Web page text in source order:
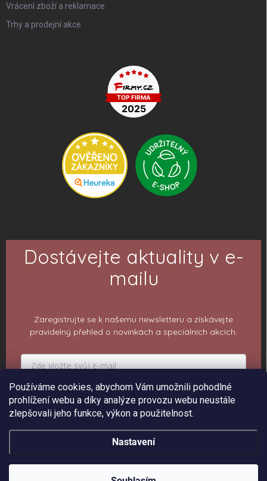
Používáme cookies, abychom Vám umožnili pohodlné
prohlížení webu a díky analýze provozu webu neustále
zlepšovali jeho funkce, výkon a použitelnost.
Nastavení
Vrácení zboží a reklamace
Trhy a prodejní akce
Dostávejte aktuality v e-
mailu
Zaregistrujte se k našemu newsletteru a získávejte
pravidelný přehled o novinkách a speciálních akcích.
PŘIHLÁSIT K ODBĚRU
Copyright 2026ePiPí - Prodejna radostí. Všechna práva vyhrazena.Upravit
nastavení cookies